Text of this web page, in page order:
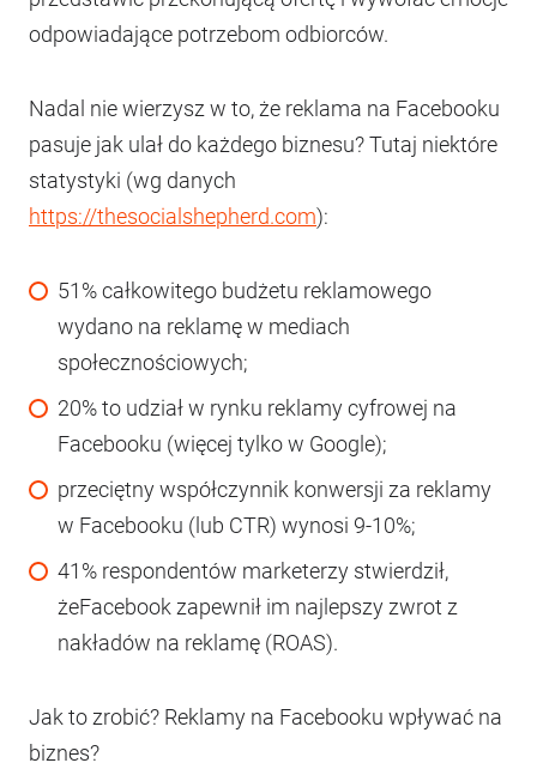
odpowiadające potrzebom odbiorców.
Nadal nie wierzysz w to, że reklama na Facebooku
pasuje jak ulał do każdego biznesu? Tutaj niektóre
statystyki (wg danych
https://thesocialshepherd.com):
51% całkowitego budżetu reklamowego
wydano na reklamę w mediach
społecznościowych;
20% to udział w rynku reklamy cyfrowej na
Facebooku (więcej tylko w Google);
przeciętny współczynnik konwersji za reklamy
w Facebooku (lub CTR) wynosi 9-10%;
41% respondentów marketerzy stwierdził,
żeFacebook zapewnił im najlepszy zwrot z
nakładów na reklamę (ROAS).
Jak to zrobić? Reklamy na Facebooku wpływać na
biznes?